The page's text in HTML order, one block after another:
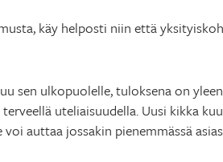
käy helposti niin että
sen ulkopuolelle, tuloksena on
uteliaisuudella. Uusi kikka
auttaa jossakin pienemmässä